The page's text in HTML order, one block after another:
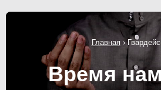
Главная›
Время